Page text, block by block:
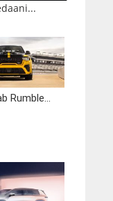
Rumble...